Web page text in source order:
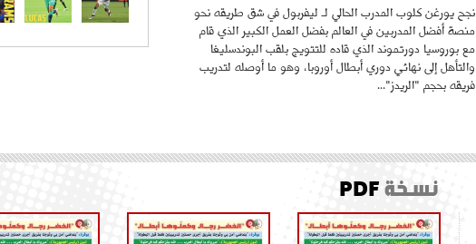
نجح يورغن كلوب المدرب الحالي لـ ليفربول في شق طريقه نحو
منصة أفضل المدربين في العالم بفضل العمل الكبير الذي قام
مع بوروسيا دورتموند الذي قاده للتتويج بلقب البوندسليغا
والتأهل إلى نهائي دوري أبطال أوروبا، وهو ما أوصله لتدريب
فريقه بحجم "الريدز"...
نسخةPDF